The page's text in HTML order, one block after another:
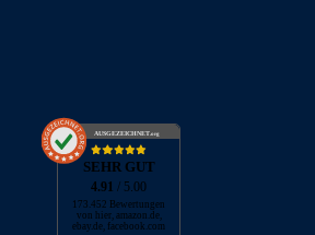
AUSGEZEICHNET.org
SEHR GUT
4.91/ 5.00
173.452 Bewertungen
von hier, amazon.de,
ebay.de, facebook.com